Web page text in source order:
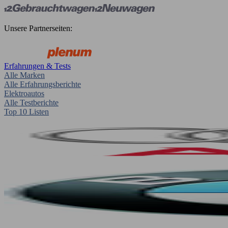
Unsere Partnerseiten:
Erfahrungen & Tests
Alle Marken
Alle Erfahrungsberichte
Elektroautos
Alle Testberichte
Top 10 Listen